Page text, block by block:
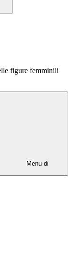
figure femminili
Menu di